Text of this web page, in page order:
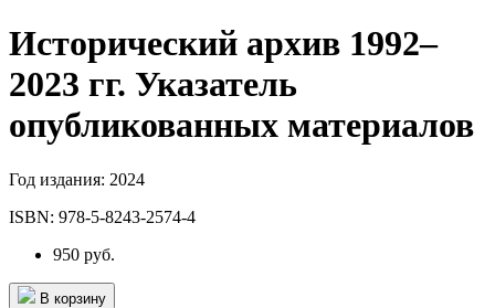
Исторический архив 1992–
2023 гг. Указатель
опубликованных материалов
Год издания: 2024
ISBN: 978-5-8243-2574-4
950 руб.
В корзину